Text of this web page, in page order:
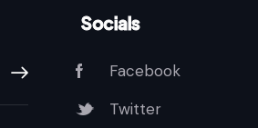
Subscribe
Socials
Facebook
Twitter